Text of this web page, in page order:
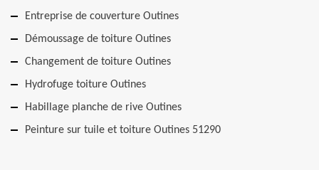
Entreprise de couverture Outines
Démoussage de toiture Outines
Changement de toiture Outines
Hydrofuge toiture Outines
Habillage planche de rive Outines
Peinture sur tuile et toiture Outines 51290